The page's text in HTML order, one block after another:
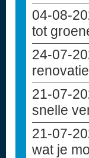
04-08-
tot
24-07-
renovatie
21-07-
snelle
21-07-
wat je